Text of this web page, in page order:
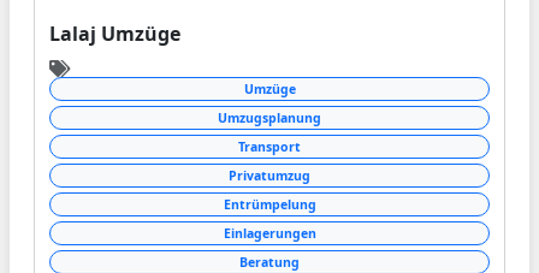
Lalaj Umzüge
Umzüge
Umzugsplanung
Transport
Privatumzug
Entrümpelung
Einlagerungen
Beratung